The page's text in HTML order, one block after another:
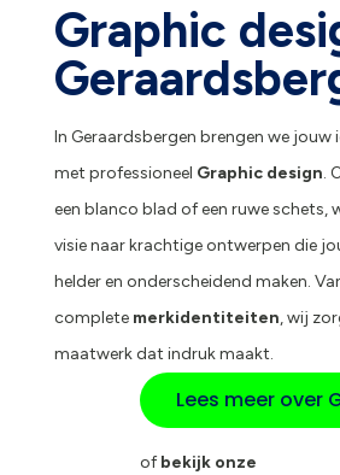
Graphic
In Geraardsbergen brengen we jouw
met professioneel Graphic design.
een blanco blad of een ruwe schets,
visie naar krachtige ontwerpen die
helder en onderscheidend maken.
complete merkidentiteiten, wij
maatwerk dat indruk maakt.
Lees meer over
ofbekijk onze